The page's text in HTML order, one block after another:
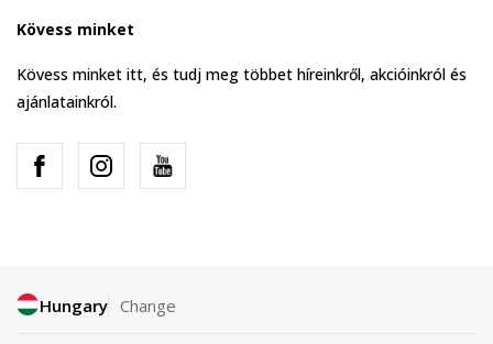
Kövess minket
Kövess minket itt, és tudj meg többet híreinkről, akcióinkról és
ajánlatainkról.
Hungary Change